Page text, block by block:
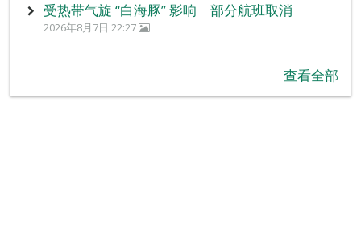
受热带气旋 “白海豚” 影响 部分航班取消
2026年8月7日 22:27
查看全部